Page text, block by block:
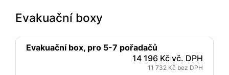
Evakuační boxy
Evakuační box, pro 5-7 pořadačů
14 196 Kč vč. DPH
11 732 Kč bez DPH